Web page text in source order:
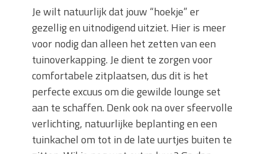
Je wilt natuurlijk dat jouw “hoekje” er
gezellig en uitnodigend uitziet. Hier is meer
voor nodig dan alleen het zetten van een
tuinoverkapping. Je dient te zorgen voor
comfortabele zitplaatsen, dus dit is het
perfecte excuus om die gewilde lounge set
aan te schaffen. Denk ook na over sfeervolle
verlichting, natuurlijke beplanting en een
tuinkachel om tot in de late uurtjes buiten te